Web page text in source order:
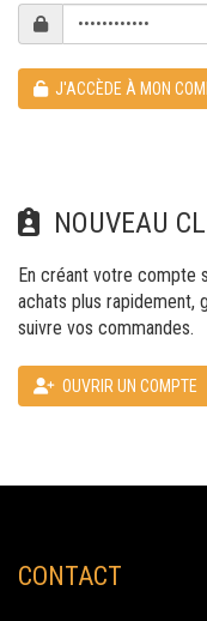
J'ACCÈDE À MON
NOUVEAU
En créant votre compte
achats plus rapidement,
suivre vos commandes.
OUVRIR UN COMPTE
CONTACT